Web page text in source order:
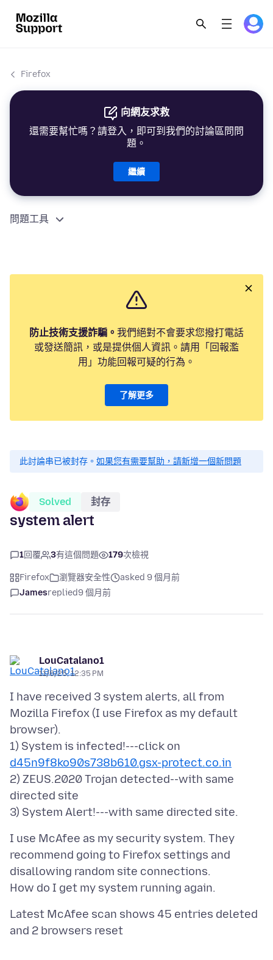
Firefox
向網友求救
還需要幫忙嗎？請登入，即可到我們的討論區問問
題。
繼續
問題工具
防止技術支援詐騙。 我們絕對不會要求您撥打電話
或發送簡訊，或是提供個人資訊。請用「回報濫
用」功能回報可疑的行為。
了解更多
此討論串已被封存。 如果您有需要幫助，請新增一個新問題
Solved 封存
system alert
1回覆 3有這個問題 179次檢視
Firefox 瀏覽器安全性
asked 9 個月前
Jamesreplied9 個月前
LouCatalano1
11/6/25, 12:35 PM
I have received 3 system alerts, all from
Mozilla Firefox (I use Firefox as my default
browser).
1) System is infected!---click on
d45n9f8ko90s738b610.gsx-protect.co.in
2) ZEUS.2020 Trojan detected--with same
directed site
I use McAfee as my security system. They
recommend going to Firefox settings and
disallowing random site connections.
Latest McAfee scan shows 45 entries deleted